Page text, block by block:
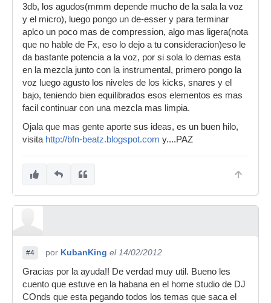
3db, los agudos(mmm depende mucho de la sala la voz
y el micro), luego pongo un de-esser y para terminar
aplco un poco mas de compression, algo mas ligera(nota
que no hable de Fx, eso lo dejo a tu consideracion)eso le
da bastante potencia a la voz, por si sola lo demas esta
en la mezcla junto con la instrumental, primero pongo la
voz luego agusto los niveles de los kicks, snares y el
bajo, teniendo bien equilibrados esos elementos es mas
facil continuar con una mezcla mas limpia.
Ojala que mas gente aporte sus ideas, es un buen hilo,
visita http://bfn-beatz.blogspot.com y....PAZ
#4 por KubanKing el 14/02/2012
Gracias por la ayuda!! De verdad muy util. Bueno les
cuento que estuve en la habana en el home studio de DJ
COnds que esta pegando todos los temas que saca el